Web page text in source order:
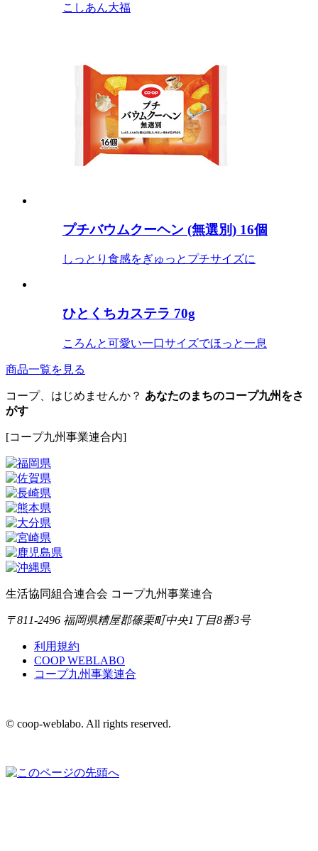
こしあん大福
プチバウムクーヘン (無選別) 16個
しっとり食感をぎゅっとプチサイズに
ひとくちカステラ 70g
ころんと可愛い一口サイズでほっと一息
商品一覧を見る
コープ、はじめませんか？ あなたのまちのコープ九州をさ
がす
[コープ九州事業連合内]
生活協同組合連合会 コープ九州事業連合
〒811-2496 福岡県糟屋郡篠栗町中央1丁目8番3号
利用規約
COOP WEBLABO
コープ九州事業連合
© coop-weblabo. All rights reserved.